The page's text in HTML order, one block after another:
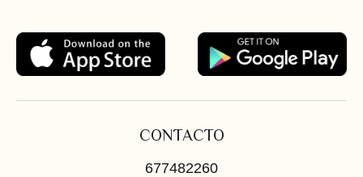
CONTACTO
677482260